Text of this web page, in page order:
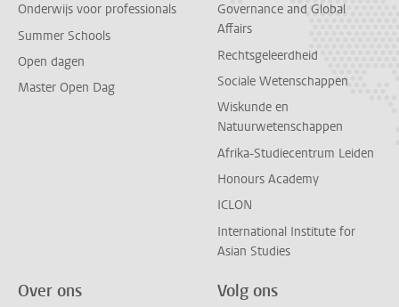
Onderwijs voor professionals
Summer Schools
Open dagen
Master Open Dag
Governance and Global
Affairs
Rechtsgeleerdheid
Sociale Wetenschappen
Wiskunde en
Natuurwetenschappen
Afrika-Studiecentrum Leiden
Honours Academy
ICLON
International Institute for
Asian Studies
Over ons Volg ons